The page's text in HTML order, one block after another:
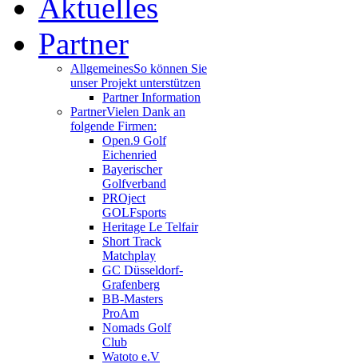
Aktuelles
Partner
AllgemeinesSo können Sie
unser Projekt unterstützen
Partner Information
PartnerVielen Dank an
folgende Firmen:
Open.9 Golf
Eichenried
Bayerischer
Golfverband
PROject
GOLFsports
Heritage Le Telfair
Short Track
Matchplay
GC Düsseldorf-
Grafenberg
BB-Masters
ProAm
Nomads Golf
Club
Watoto e.V